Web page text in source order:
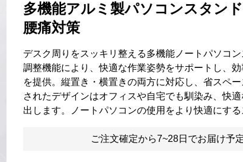
多機能アルミ製パソコンスタン
腰痛対策
デスク周りをスッキリ整える多機能ノートパソコ
調整機能により、快適な作業姿勢をサポートし、
を提供。縦置き・横置きの両方に対応し、省スペ
されたデザインはオフィスや自宅でも馴染み、快
出します。ノートパソコンの使用をより快適にする
ご注文確定から7~28日でお届け予